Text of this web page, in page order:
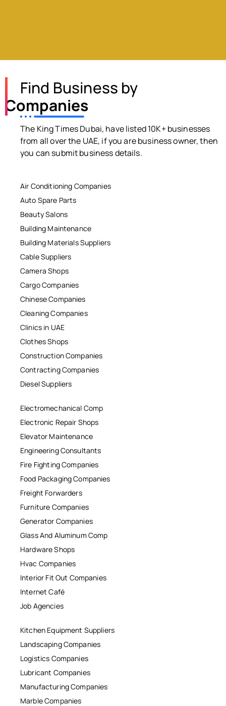
Find Business by
Companies
The King Times Dubai, have listed 10K+ businesses
from all over the UAE, if you are business owner, then
you can submit business details.
Air Conditioning Companies
Auto Spare Parts
Beauty Salons
Building Maintenance
Building Materials Suppliers
Cable Suppliers
Camera Shops
Cargo Companies
Chinese Companies
Cleaning Companies
Clinics in UAE
Clothes Shops
Construction Companies
Contracting Companies
Diesel Suppliers
Electromechanical Comp
Electronic Repair Shops
Elevator Maintenance
Engineering Consultants
Fire Fighting Companies
Food Packaging Companies
Freight Forwarders
Furniture Companies
Generator Companies
Glass And Aluminum Comp
Hardware Shops
Hvac Companies
Interior Fit Out Companies
Internet Café
Job Agencies
Kitchen Equipment Suppliers
Landscaping Companies
Logistics Companies
Lubricant Companies
Manufacturing Companies
Marble Companies